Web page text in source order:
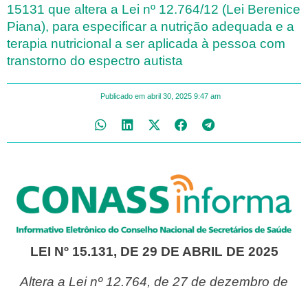
15131 que altera a Lei nº 12.764/12 (Lei Berenice
Piana), para especificar a nutrição adequada e a
terapia nutricional a ser aplicada à pessoa com
transtorno do espectro autista
Publicado em abril 30, 2025 9:47 am
LEI Nº 15.131, DE 29 DE ABRIL DE 2025
Altera a Lei nº 12.764, de 27 de dezembro de